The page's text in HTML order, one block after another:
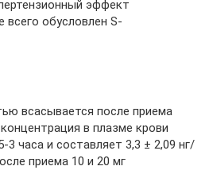
эффект
всего обусловлен S-
всасывается после приема
в плазме крови
3 часа и составляет 3,3 ± 2,09 нг/
приема 10 и 20 мг